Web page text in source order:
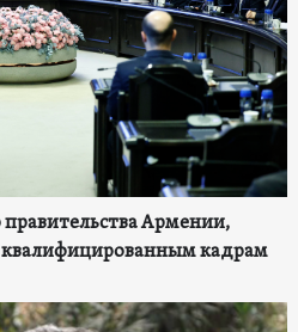
Армении,
кадрам